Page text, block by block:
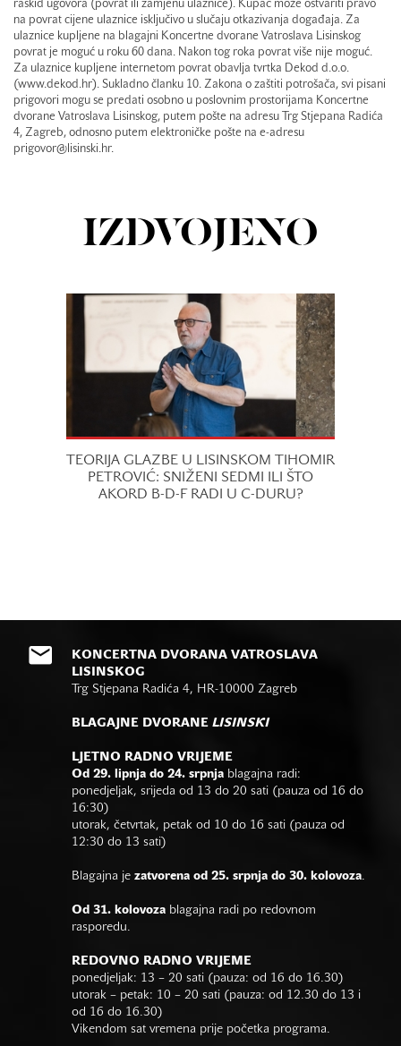
raskid ugovora (povrat ili zamjenu ulaznice). Kupac može ostvariti pravo
na povrat cijene ulaznice isključivo u slučaju otkazivanja događaja. Za
ulaznice kupljene na blagajni Koncertne dvorane Vatroslava Lisinskog
povrat je moguć u roku 60 dana. Nakon tog roka povrat više nije moguć.
Za ulaznice kupljene internetom povrat obavlja tvrtka Dekod d.o.o.
(www.dekod.hr). Sukladno članku 10. Zakona o zaštiti potrošača, svi pisani
prigovori mogu se predati osobno u poslovnim prostorijama Koncertne
dvorane Vatroslava Lisinskog, putem pošte na adresu Trg Stjepana Radića
4, Zagreb, odnosno putem elektroničke pošte na e-adresu
prigovor@lisinski.hr.
IZDVOJENO
TEORIJA GLAZBE U LISINSKOM TIHOMIR
PETROVIĆ: SNIŽENI SEDMI ILI ŠTO
AKORD B-D-F RADI U C-DURU?
KONCERTNA DVORANA VATROSLAVA
LISINSKOG
Trg Stjepana Radića 4, HR-10000 Zagreb
BLAGAJNE DVORANE LISINSKI
LJETNO RADNO VRIJEME
Od 29. lipnja do 24. srpnja blagajna radi:
ponedjeljak, srijeda od 13 do 20 sati (pauza od 16 do
16:30)
utorak, četvrtak, petak od 10 do 16 sati (pauza od
12:30 do 13 sati)
Blagajna je zatvorena od 25. srpnja do 30. kolovoza.
Od 31. kolovoza blagajna radi po redovnom
rasporedu.
REDOVNO RADNO VRIJEME
ponedjeljak: 13 – 20 sati (pauza: od 16 do 16.30)
utorak – petak: 10 – 20 sati (pauza: od 12.30 do 13 i
od 16 do 16.30)
Vikendom sat vremena prije početka programa.